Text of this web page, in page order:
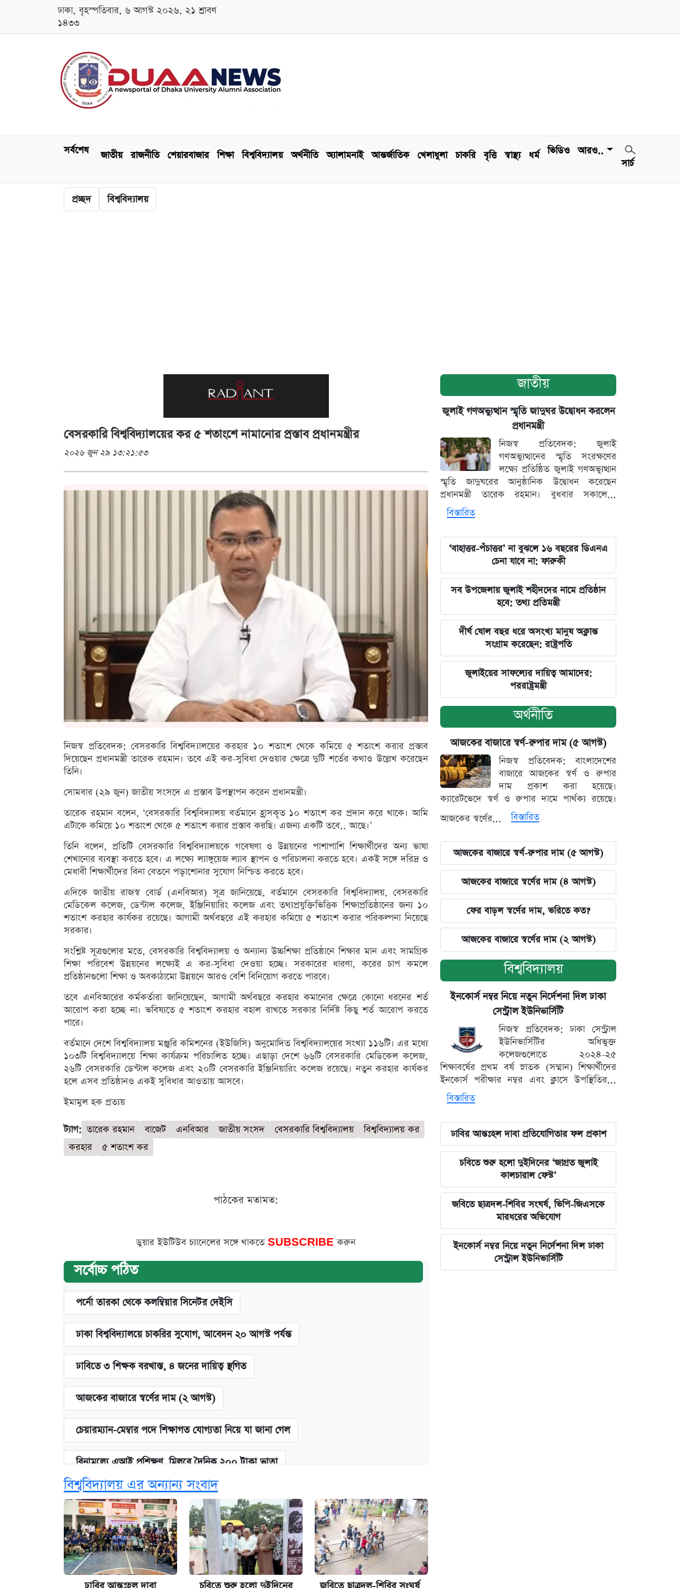
ঢাকা, বৃহস্পতিবার, ৬ আগস্ট ২০২৬, ২১ শ্রাবণ
১৪৩৩
সর্বশেষ জাতীয় রাজনীতি শেয়ারবাজার শিক্ষা বিশ্ববিদ্যালয় অর্থনীতি অ্যালামনাই আন্তর্জাতিক খেলাধুলা চাকরি বৃত্তি স্বাস্থ্য ধর্ম ভিডিও
আরও..
সার্চ
প্রচ্ছদ বিশ্ববিদ্যালয়
বেসরকারি বিশ্ববিদ্যালয়ের কর ৫ শতাংশে নামানোর প্রস্তাব প্রধানমন্ত্রীর
২০২৬ জুন ২৯ ১৩:২১:৫৩
নিজস্ব প্রতিবেদক: বেসরকারি বিশ্ববিদ্যালয়ের করহার ১০ শতাংশ থেকে কমিয়ে ৫ শতাংশ করার প্রস্তাব
দিয়েছেন প্রধানমন্ত্রী তারেক রহমান। তবে এই কর-সুবিধা দেওয়ার ক্ষেত্রে দুটি শর্তের কথাও উল্লেখ করেছেন
তিনি।
সোমবার (২৯ জুন) জাতীয় সংসদে এ প্রস্তাব উপস্থাপন করেন প্রধানমন্ত্রী।
তারেক রহমান বলেন, ‘বেসরকারি বিশ্ববিদ্যালয় বর্তমানে হ্রাসকৃত ১০ শতাংশ কর প্রদান করে থাকে। আমি
এটাকে কমিয়ে ১০ শতাংশ থেকে ৫ শতাংশ করার প্রস্তাব করছি। এজন্য একটি তবে.. আছে।’
তিনি বলেন, প্রতিটি বেসরকারি বিশ্ববিদ্যালয়কে গবেষণা ও উন্নয়নের পাশাপাশি শিক্ষার্থীদের অন্য ভাষা
শেখানোর ব্যবস্থা করতে হবে। এ লক্ষ্যে ল্যাঙ্গুয়েজ ল্যাব স্থাপন ও পরিচালনা করতে হবে। একই সঙ্গে দরিদ্র ও
মেধাবী শিক্ষার্থীদের বিনা বেতনে পড়াশোনার সুযোগ নিশ্চিত করতে হবে।
এদিকে জাতীয় রাজস্ব বোর্ড (এনবিআর) সূত্র জানিয়েছে, বর্তমানে বেসরকারি বিশ্ববিদ্যালয়, বেসরকারি
মেডিকেল কলেজ, ডেন্টাল কলেজ, ইঞ্জিনিয়ারিং কলেজ এবং তথ্যপ্রযুক্তিভিত্তিক শিক্ষাপ্রতিষ্ঠানের জন্য ১০
শতাংশ করহার কার্যকর রয়েছে। আগামী অর্থবছরে এই করহার কমিয়ে ৫ শতাংশ করার পরিকল্পনা নিয়েছে
সরকার।
সংশ্লিষ্ট সূত্রগুলোর মতে, বেসরকারি বিশ্ববিদ্যালয় ও অন্যান্য উচ্চশিক্ষা প্রতিষ্ঠানে শিক্ষার মান এবং সামগ্রিক
শিক্ষা পরিবেশ উন্নয়নের লক্ষ্যেই এ কর-সুবিধা দেওয়া হচ্ছে। সরকারের ধারণা, করের চাপ কমলে
প্রতিষ্ঠানগুলো শিক্ষা ও অবকাঠামো উন্নয়নে আরও বেশি বিনিয়োগ করতে পারবে।
তবে এনবিআরের কর্মকর্তারা জানিয়েছেন, আগামী অর্থবছরে করহার কমানোর ক্ষেত্রে কোনো ধরনের শর্ত
আরোপ করা হচ্ছে না। ভবিষ্যতে ৫ শতাংশ করহার বহাল রাখতে সরকার নির্দিষ্ট কিছু শর্ত আরোপ করতে
পারে।
বর্তমানে দেশে বিশ্ববিদ্যালয় মঞ্জুরি কমিশনের (ইউজিসি) অনুমোদিত বিশ্ববিদ্যালয়ের সংখ্যা ১১৬টি। এর মধ্যে
১০৩টি বিশ্ববিদ্যালয়ে শিক্ষা কার্যক্রম পরিচালিত হচ্ছে। এছাড়া দেশে ৬৬টি বেসরকারি মেডিকেল কলেজ,
২৬টি বেসরকারি ডেন্টাল কলেজ এবং ২০টি বেসরকারি ইঞ্জিনিয়ারিং কলেজ রয়েছে। নতুন করহার কার্যকর
হলে এসব প্রতিষ্ঠানও একই সুবিধার আওতায় আসবে।
ইমামুল হক প্রত্যয়
ট্যাগ: তারেক রহমান বাজেট এনবিআর জাতীয় সংসদ বেসরকারি বিশ্ববিদ্যালয়
বিশ্ববিদ্যালয় কর
করহার
৫ শতাংশ কর
পাঠকের মতামত:
ডুয়ার ইউটিউব চ্যানেলের সঙ্গে থাকতে SUBSCRIBEকরুন
সর্বোচ্চ পঠিত
পর্নো তারকা থেকে কলম্বিয়ার সিনেটর দেইসি
ঢাকা বিশ্ববিদ্যালয়ে চাকরির সুযোগ, আবেদন ২০ আগস্ট পর্যন্ত
ঢাবিতে ৩ শিক্ষক বরখাস্ত, ৪ জনের দায়িত্ব স্থগিত
আজকের বাজারে স্বর্ণের দাম (২ আগস্ট)
চেয়ারম্যান-মেম্বার পদে শিক্ষাগত যোগ্যতা নিয়ে যা জানা গেল
বিনামূল্যে এআই প্রশিক্ষণ, মিলবে দৈনিক ২০০ টাকা ভাতা
ঢাবির সূর্যসেন হলে সমকামিতার অভিযোগে দুইজন আটক
দেশের বাজারে ফের বেড়েছে সোনার দাম
‘গুলশানের চামেলি’ তে যৌনকর্মীর দালাল অ্যাডলফ খান
বিশ্ববিদ্যালয় এর অন্যান্য সংবাদ
জাতীয়
জুলাই গণঅভ্যুত্থান স্মৃতি জাদুঘর উদ্বোধন করলেন
প্রধানমন্ত্রী
নিজস্ব প্রতিবেদক: জুলাই
গণঅভ্যুত্থানের স্মৃতি সংরক্ষণের
লক্ষ্যে প্রতিষ্ঠিত জুলাই গণঅভ্যুত্থান
স্মৃতি জাদুঘরের আনুষ্ঠানিক উদ্বোধন করেছেন
প্রধানমন্ত্রী তারেক রহমান। বুধবার সকালে...
বিস্তারিত
‘বাহাত্তর-পঁচাত্তর’ না বুঝলে ১৬ বছরের ডিএনএ
চেনা যাবে না: ফারুকী
সব উপজেলায় জুলাই শহীদদের নামে প্রতিষ্ঠান
হবে: তথ্য প্রতিমন্ত্রী
দীর্ঘ ষোল বছর ধরে অসংখ্য মানুষ অক্লান্ত
সংগ্রাম করেছেন: রাষ্ট্রপতি
জুলাইয়ের সাফল্যের দায়িত্ব আমাদের:
পররাষ্ট্রমন্ত্রী
অর্থনীতি
আজকের বাজারে স্বর্ণ-রুপার দাম (৫ আগস্ট)
নিজস্ব প্রতিবেদক: বাংলাদেশের
বাজারে আজকের স্বর্ণ ও রুপার
দাম প্রকাশ করা হয়েছে।
ক্যারেটভেদে স্বর্ণ ও রুপার দামে পার্থক্য রয়েছে।
আজকের স্বর্ণের...
বিস্তারিত
আজকের বাজারে স্বর্ণ-রুপার দাম (৫ আগস্ট)
আজকের বাজারে স্বর্ণের দাম (৪ আগস্ট)
ফের বাড়ল স্বর্ণের দাম, ভরিতে কত?
আজকের বাজারে স্বর্ণের দাম (২ আগস্ট)
বিশ্ববিদ্যালয়
ইনকোর্স নম্বর নিয়ে নতুন নির্দেশনা দিল ঢাকা
সেন্ট্রাল ইউনিভার্সিটি
নিজস্ব প্রতিবেদক: ঢাকা সেন্ট্রাল
ইউনিভার্সিটির অধিভুক্ত
কলেজগুলোতে ২০২৪-২৫
শিক্ষাবর্ষের প্রথম বর্ষ স্নাতক (সম্মান) শিক্ষার্থীদের
ইনকোর্স পরীক্ষার নম্বর এবং ক্লাসে উপস্থিতির...
বিস্তারিত
ঢাবির আন্তঃহল দাবা প্রতিযোগিতার ফল প্রকাশ
চবিতে শুরু হলো দুইদিনের ‘জাগ্রত জুলাই
কালচারাল ফেস্ট’
জবিতে ছাত্রদল-শিবির সংঘর্ষ, ভিপি-জিএসকে
মারধরের অভিযোগ
ইনকোর্স নম্বর নিয়ে নতুন নির্দেশনা দিল ঢাকা
সেন্ট্রাল ইউনিভার্সিটি